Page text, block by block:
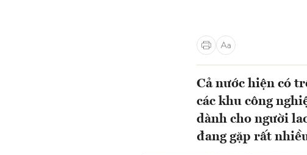
Cả nước hiện có
các khu công
dành cho người
đang gặp rất